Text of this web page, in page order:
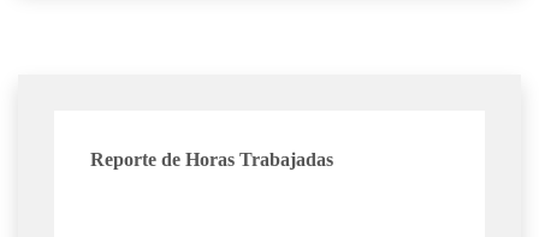
Reporte de Horas Trabajadas